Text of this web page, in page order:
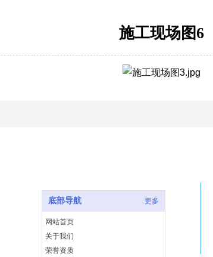
施工现场图6
底部导航 更多
网站首页
关于我们
荣誉资质